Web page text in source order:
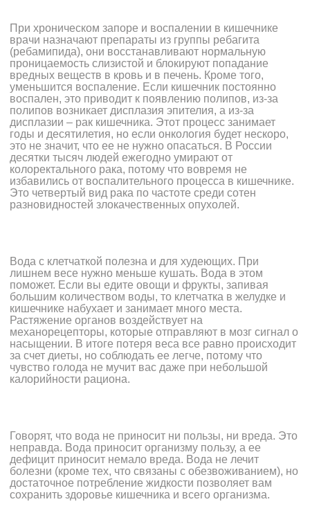
При хроническом запоре и воспалении в кишечнике
врачи назначают препараты из группы ребагита
(ребамипида), они восстанавливают нормальную
проницаемость слизистой и блокируют попадание
вредных веществ в кровь и в печень. Кроме того,
уменьшится воспаление. Если кишечник постоянно
воспален, это приводит к появлению полипов, из-за
полипов возникает дисплазия эпителия, а из-за
дисплазии – рак кишечника. Этот процесс занимает
годы и десятилетия, но если онкология будет нескоро,
это не значит, что ее не нужно опасаться. В России
десятки тысяч людей ежегодно умирают от
колоректального рака, потому что вовремя не
избавились от воспалительного процесса в кишечнике.
Это четвертый вид рака по частоте среди сотен
разновидностей злокачественных опухолей.
Вода с клетчаткой полезна и для худеющих. При
лишнем весе нужно меньше кушать. Вода в этом
поможет. Если вы едите овощи и фрукты, запивая
большим количеством воды, то клетчатка в желудке и
кишечнике набухает и занимает много места.
Растяжение органов воздействует на
механорецепторы, которые отправляют в мозг сигнал о
насыщении. В итоге потеря веса все равно происходит
за счет диеты, но соблюдать ее легче, потому что
чувство голода не мучит вас даже при небольшой
калорийности рациона.
Говорят, что вода не приносит ни пользы, ни вреда. Это
неправда. Вода приносит организму пользу, а ее
дефицит приносит немало вреда. Вода не лечит
болезни (кроме тех, что связаны с обезвоживанием), но
достаточное потребление жидкости позволяет вам
сохранить здоровье кишечника и всего организма.